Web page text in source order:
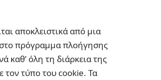
αποκλειστικά από μια
πρόγραμμα πλοήγησης
καθ’ όλη τη διάρκεια της
τον τύπο του cookie. Τα